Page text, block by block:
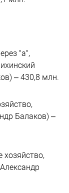
"а",
– 430,8 млн.
Балаков) –
хозяйство,